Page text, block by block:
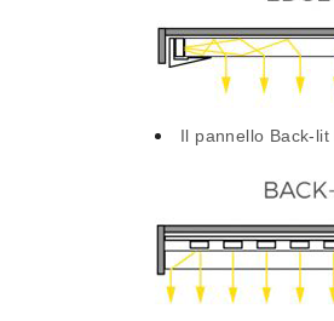
Il pannello Back-lit